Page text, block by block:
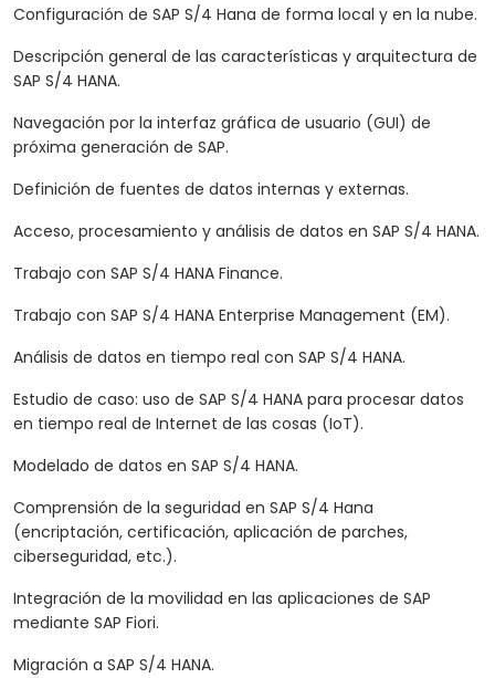
Configuración de SAP S/4 Hana de forma local y en la nube.
Descripción general de las características y arquitectura de
SAP S/4 HANA.
Navegación por la interfaz gráfica de usuario (GUI) de
próxima generación de SAP.
Definición de fuentes de datos internas y externas.
Acceso, procesamiento y análisis de datos en SAP S/4 HANA.
Trabajo con SAP S/4 HANA Finance.
Trabajo con SAP S/4 HANA Enterprise Management (EM).
Análisis de datos en tiempo real con SAP S/4 HANA.
Estudio de caso: uso de SAP S/4 HANA para procesar datos
en tiempo real de Internet de las cosas (IoT).
Modelado de datos en SAP S/4 HANA.
Comprensión de la seguridad en SAP S/4 Hana
(encriptación, certificación, aplicación de parches,
ciberseguridad, etc.).
Integración de la movilidad en las aplicaciones de SAP
mediante SAP Fiori.
Migración a SAP S/4 HANA.